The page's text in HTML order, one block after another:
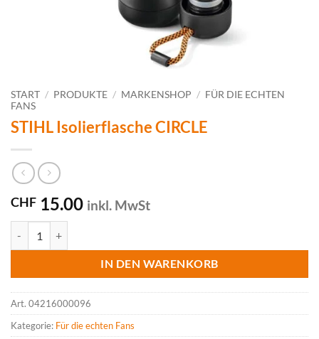
START / PRODUKTE / MARKENSHOP / FÜR DIE ECHTEN
FANS
STIHL Isolierflasche CIRCLE
CHF 15.00 inkl. MwSt
IN DEN WARENKORB
Art. 04216000096
Kategorie: Für die echten Fans